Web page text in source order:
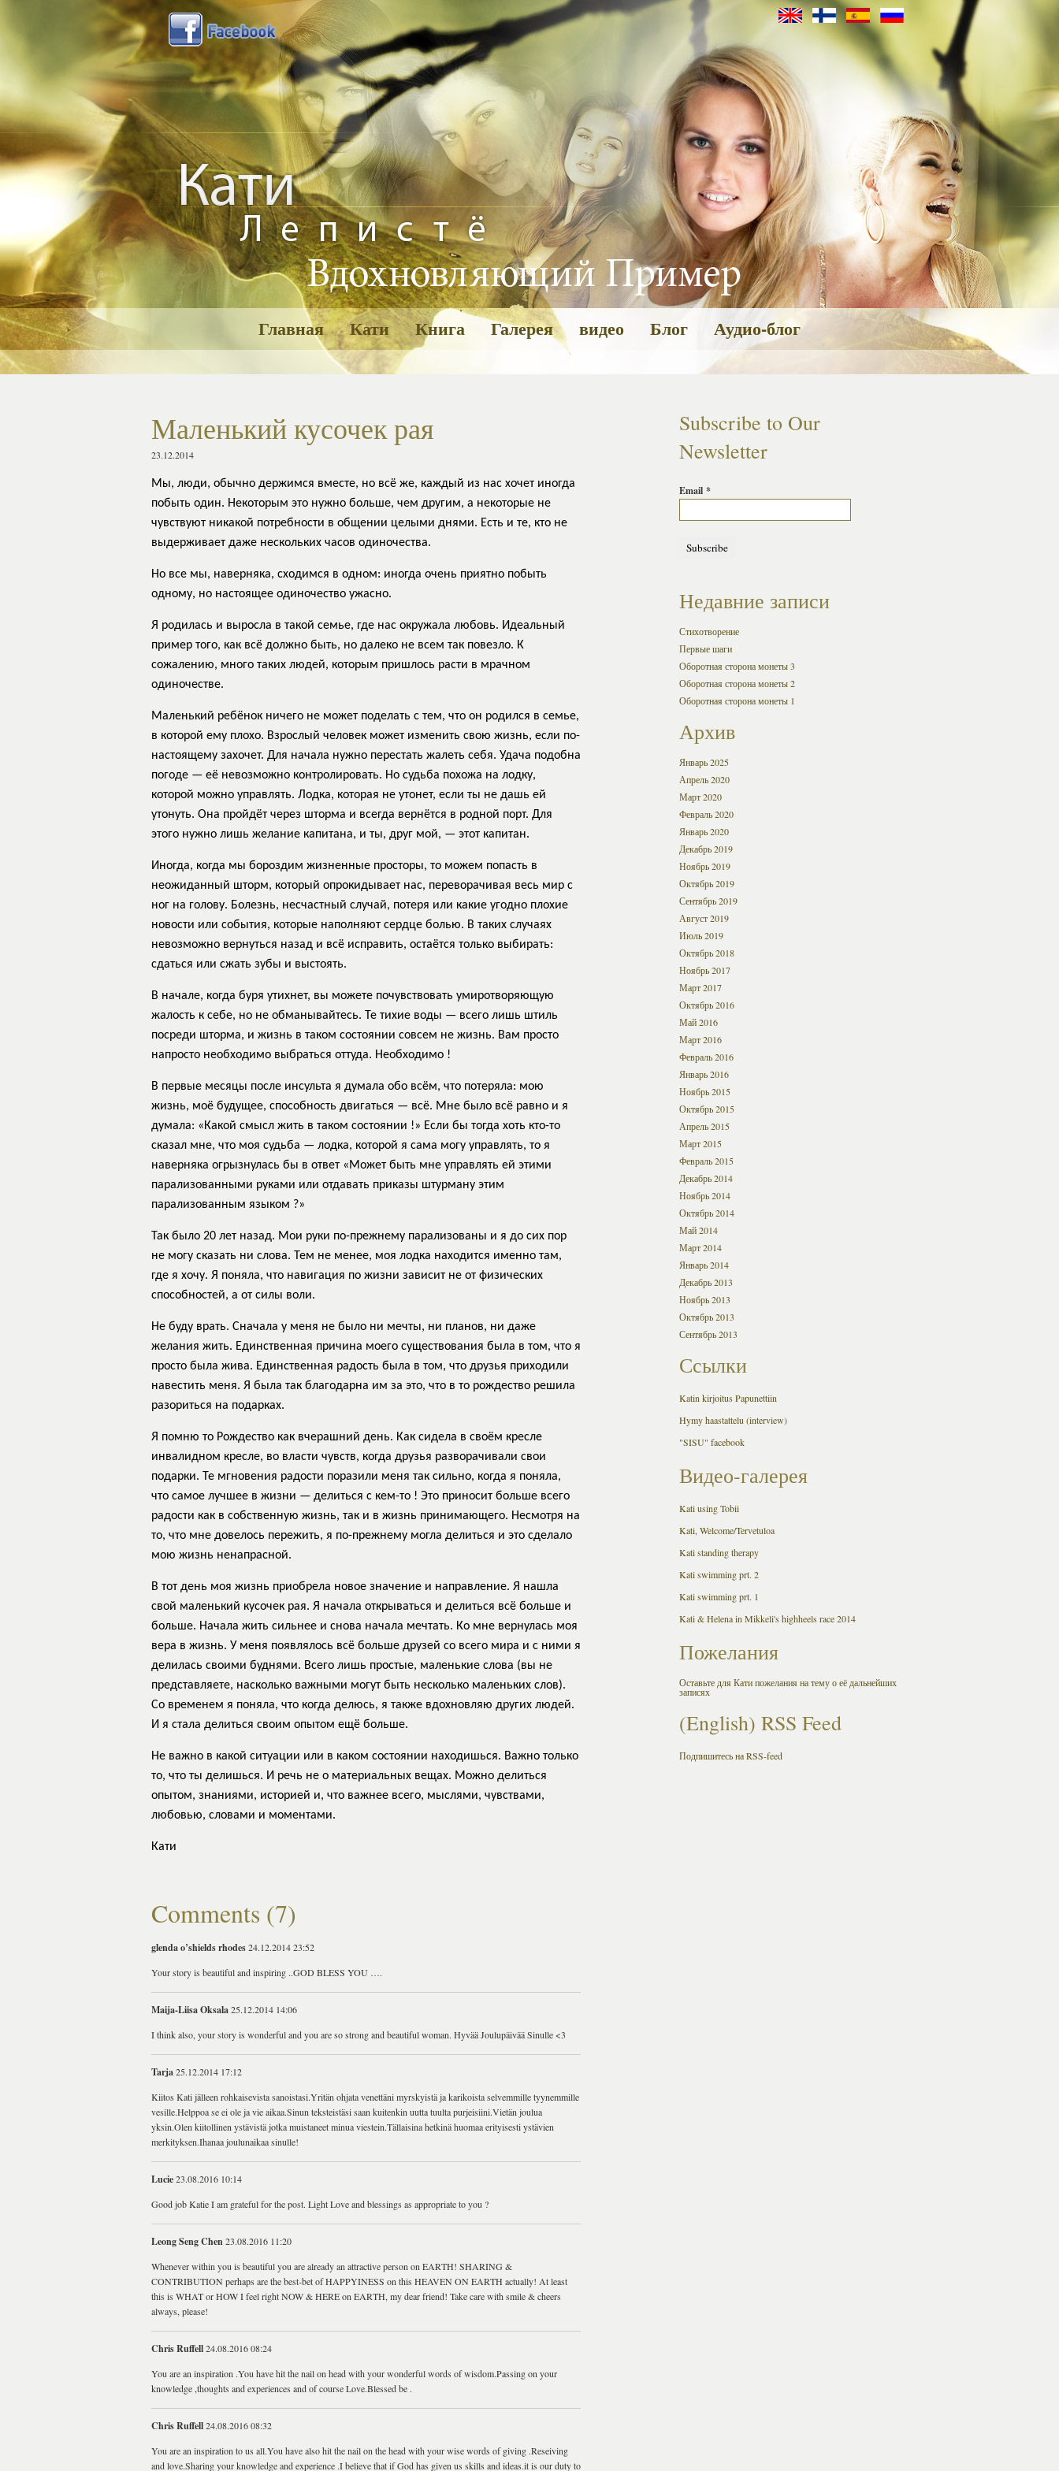
Главная Кати Книга Галерея видео Блог Аудио-блог
Маленький кусочек рая
23.12.2014
Мы, люди, обычно держимся вместе, но всё же, каждый из нас хочет иногда
побыть один. Некоторым это нужно больше, чем другим, а некоторые не
чувствуют никакой потребности в общении целыми днями. Есть и те, кто не
выдерживает даже нескольких часов одиночества.
Но все мы, наверняка, сходимся в одном: иногда очень приятно побыть
одному, но настоящее одиночество ужасно.
Я родилась и выросла в такой семье, где нас окружала любовь. Идеальный
пример того, как всё должно быть, но далеко не всем так повезло. К
сожалению, много таких людей, которым пришлось расти в мрачном
одиночестве.
Маленький ребёнок ничего не может поделать с тем, что он родился в семье,
в которой ему плохо. Взрослый человек может изменить свою жизнь, если по-
настоящему захочет. Для начала нужно перестать жалеть себя. Удача подобна
погоде — её невозможно контролировать. Но судьба похожа на лодку,
которой можно управлять. Лодка, которая не утонет, если ты не дашь ей
утонуть. Она пройдёт через шторма и всегда вернётся в родной порт. Для
этого нужно лишь желание капитана, и ты, друг мой, — этот капитан.
Иногда, когда мы бороздим жизненные просторы, то можем попасть в
неожиданный шторм, который опрокидывает нас, переворачивая весь мир с
ног на голову. Болезнь, несчастный случай, потеря или какие угодно плохие
новости или события, которые наполняют сердце болью. В таких случаях
невозможно вернуться назад и всё исправить, остаётся только выбирать:
сдаться или сжать зубы и выстоять.
В начале, когда буря утихнет, вы можете почувствовать умиротворяющую
жалость к себе, но не обманывайтесь. Те тихие воды — всего лишь штиль
посреди шторма, и жизнь в таком состоянии совсем не жизнь. Вам просто
напросто необходимо выбраться оттуда. Необходимо !
В первые месяцы после инсульта я думала обо всём, что потеряла: мою
жизнь, моё будущее, способность двигаться — всё. Мне было всё равно и я
думала: «Какой смысл жить в таком состоянии !» Если бы тогда хоть кто-то
сказал мне, что моя судьба — лодка, которой я сама могу управлять, то я
наверняка огрызнулась бы в ответ «Может быть мне управлять ей этими
парализованными руками или отдавать приказы штурману этим
парализованным языком ?»
Так было 20 лет назад. Мои руки по-прежнему парализованы и я до сих пор
не могу сказать ни слова. Тем не менее, моя лодка находится именно там,
где я хочу. Я поняла, что навигация по жизни зависит не от физических
способностей, а от силы воли.
Не буду врать. Сначала у меня не было ни мечты, ни планов, ни даже
желания жить. Единственная причина моего существования была в том, что я
просто была жива. Единственная радость была в том, что друзья приходили
навестить меня. Я была так благодарна им за это, что в то рождество решила
разориться на подарках.
Я помню то Рождество как вчерашний день. Как сидела в своём кресле
инвалидном кресле, во власти чувств, когда друзья разворачивали свои
подарки. Те мгновения радости поразили меня так сильно, когда я поняла,
что самое лучшее в жизни — делиться с кем-то ! Это приносит больше всего
радости как в собственную жизнь, так и в жизнь принимающего. Несмотря на
то, что мне довелось пережить, я по-прежнему могла делиться и это сделало
мою жизнь ненапрасной.
В тот день моя жизнь приобрела новое значение и направление. Я нашла
свой маленький кусочек рая. Я начала открываться и делиться всё больше и
больше. Начала жить сильнее и снова начала мечтать. Ко мне вернулась моя
вера в жизнь. У меня появлялось всё больше друзей со всего мира и с ними я
делилась своими буднями. Всего лишь простые, маленькие слова (вы не
представляете, насколько важными могут быть несколько маленьких слов).
Со временем я поняла, что когда делюсь, я также вдохновляю других людей.
И я стала делиться своим опытом ещё больше.
Не важно в какой ситуации или в каком состоянии находишься. Важно только
то, что ты делишься. И речь не о материальных вещах. Можно делиться
опытом, знаниями, историей и, что важнее всего, мыслями, чувствами,
любовью, словами и моментами.
Кати
Comments (7)
glenda o’shields rhodes24.12.2014 23:52
Your story is beautiful and inspiring ..GOD BLESS YOU ….
Maija-Liisa Oksala25.12.2014 14:06
I think also, your story is wonderful and you are so strong and beautiful woman. Hyvää Joulupäivää Sinulle <3
Tarja25.12.2014 17:12
Kiitos Kati jälleen rohkaisevista sanoistasi.Yritän ohjata venettäni myrskyistä ja karikoista selvemmille tyynemmille
vesille.Helppoa se ei ole ja vie aikaa.Sinun teksteistäsi saan kuitenkin uutta tuulta purjeisiini.Vietän joulua
yksin.Olen kiitollinen ystävistä jotka muistaneet minua viestein.Tällaisina hetkinä huomaa erityisesti ystävien
merkityksen.Ihanaa joulunaikaa sinulle!
Lucie23.08.2016 10:14
Good job Katie I am grateful for the post. Light Love and blessings as appropriate to you ?
Leong Seng Chen23.08.2016 11:20
Whenever within you is beautiful you are already an attractive person on EARTH! SHARING &
CONTRIBUTION perhaps are the best-bet of HAPPYINESS on this HEAVEN ON EARTH actually! At least
this is WHAT or HOW I feel right NOW & HERE on EARTH, my dear friend! Take care with smile & cheers
always, please!
Chris Ruffell24.08.2016 08:24
You are an inspiration .You have hit the nail on head with your wonderful words of wisdom.Passing on your
knowledge ,thoughts and experiences and of course Love.Blessed be .
Chris Ruffell24.08.2016 08:32
You are an inspiration to us all.You have also hit the nail on the head with your wise words of giving .Reseiving
and love.Sharing your knowledge and experience .I believe that if God has given us skills and ideas.it is our duty to
Subscribe to Our
Newsletter
Email *
Недавние записи
Стихотворение
Первые шаги
Оборотная сторона монеты 3
Оборотная сторона монеты 2
Оборотная сторона монеты 1
Архив
Январь 2025
Апрель 2020
Март 2020
Февраль 2020
Январь 2020
Декабрь 2019
Ноябрь 2019
Октябрь 2019
Сентябрь 2019
Август 2019
Июль 2019
Октябрь 2018
Ноябрь 2017
Март 2017
Октябрь 2016
Май 2016
Март 2016
Февраль 2016
Январь 2016
Ноябрь 2015
Октябрь 2015
Апрель 2015
Март 2015
Февраль 2015
Декабрь 2014
Ноябрь 2014
Октябрь 2014
Май 2014
Март 2014
Январь 2014
Декабрь 2013
Ноябрь 2013
Октябрь 2013
Сентябрь 2013
Ссылки
Katin kirjoitus Papunettiin
Hymy haastattelu (interview)
"SISU" facebook
Видео-галерея
Kati using Tobii
Kati, Welcome/Tervetuloa
Kati standing therapy
Kati swimming prt. 2
Kati swimming prt. 1
Kati & Helena in Mikkeli's highheels race 2014
Пожелания
Оставьте для Кати пожелания на тему о её дальнейших
записях
(English) RSS Feed
Подпишитесь на RSS-feed